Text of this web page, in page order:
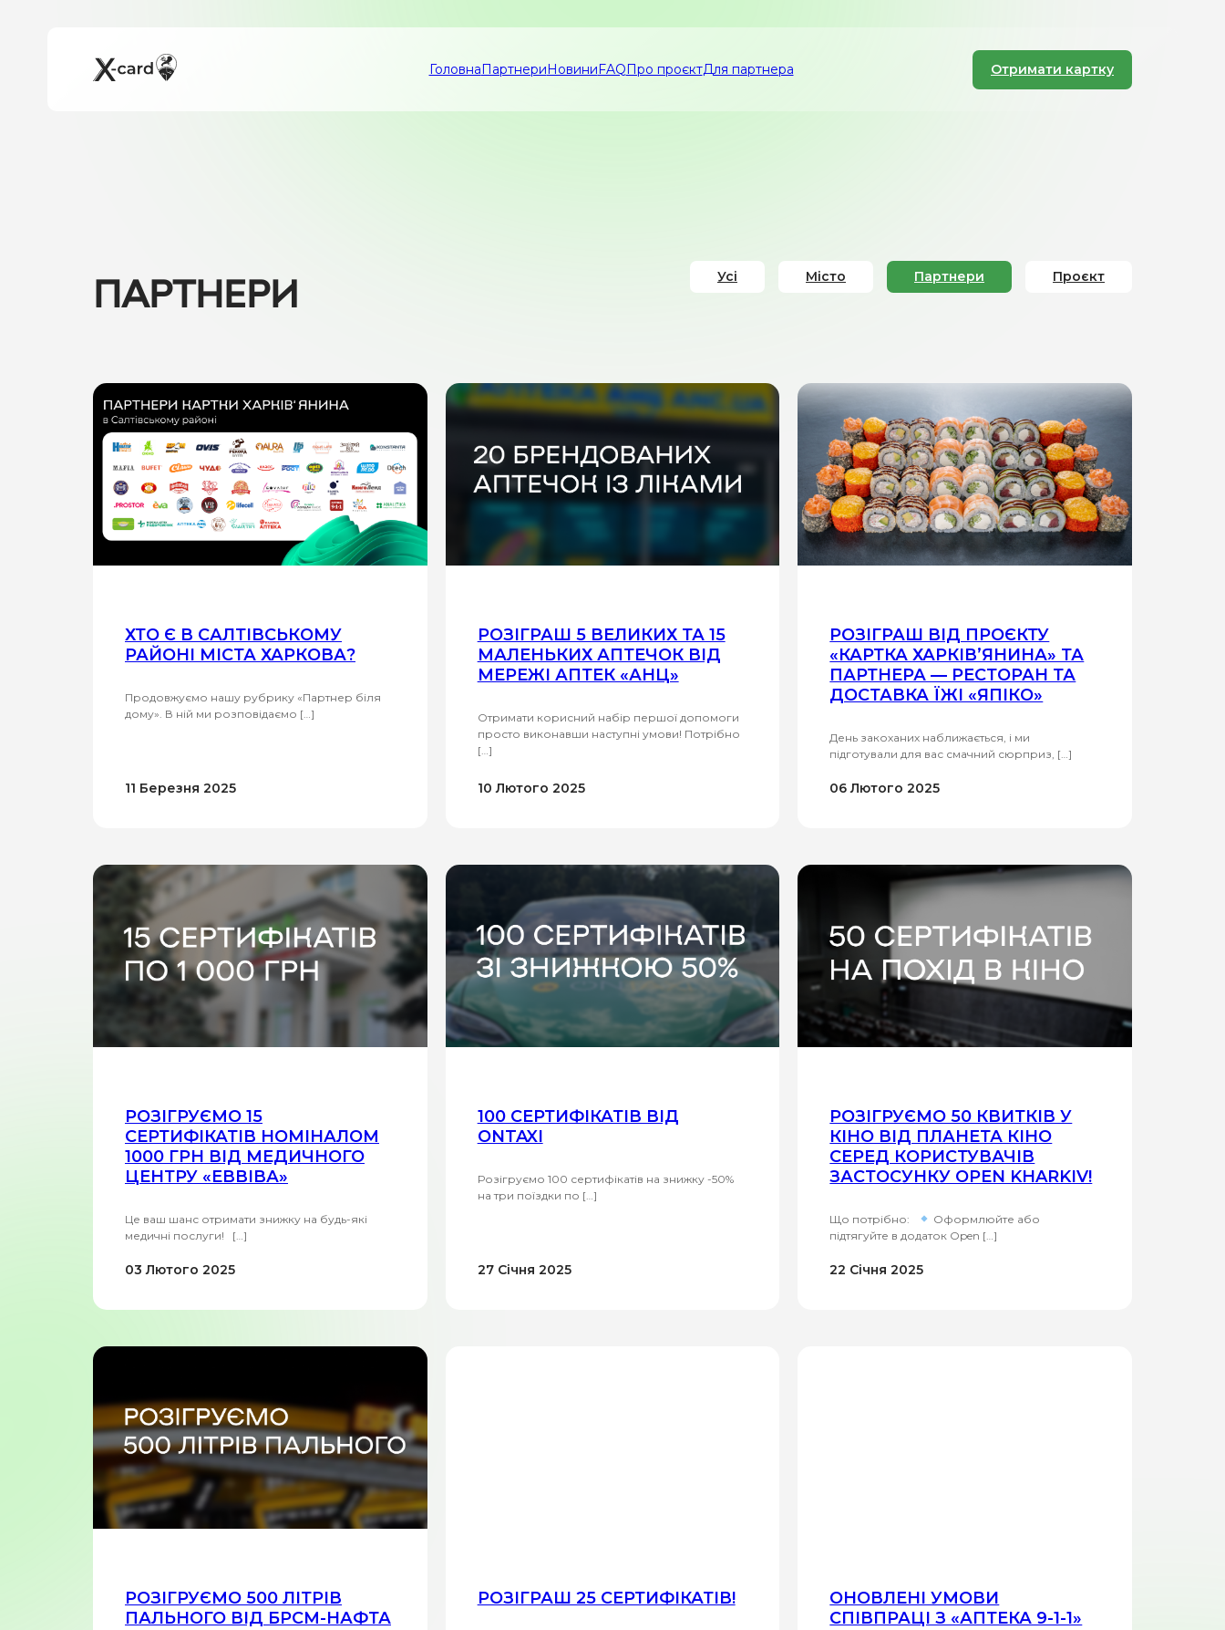
ГоловнаПартнериНовиниFAQПро проєктДля партнера Отримати картку
ПАРТНЕРИ Усі Місто Партнери Проєкт
ХТО Є В САЛТІВСЬКОМУ
РАЙОНІ МІСТА ХАРКОВА?
Продовжуємо нашу рубрику «Партнер біля
дому». В ній ми розповідаємо […]
11 Березня 2025
РОЗІГРАШ 5 ВЕЛИКИХ ТА 15
МАЛЕНЬКИХ АПТЕЧОК ВІД
МЕРЕЖІ АПТЕК «АНЦ»
Отримати корисний набір першої допомоги
просто виконавши наступні умови! Потрібно
[…]
10 Лютого 2025
РОЗІГРАШ ВІД ПРОЄКТУ
«КАРТКА ХАРКІВ’ЯНИНА» ТА
ПАРТНЕРА — РЕСТОРАН ТА
ДОСТАВКА ЇЖІ «ЯПІКО»
День закоханих наближається, і ми
підготували для вас смачний сюрприз, […]
06 Лютого 2025
РОЗІГРУЄМО 15
СЕРТИФІКАТІВ НОМІНАЛОМ
1000 ГРН ВІД МЕДИЧНОГО
ЦЕНТРУ «ЕВВІВА»
Це ваш шанс отримати знижку на будь-які
медичні послуги! […]
03 Лютого 2025
100 СЕРТИФІКАТІВ ВІД
ONTAXI
Розігруємо 100 сертифікатів на знижку -50%
на три поїздки по […]
27 Січня 2025
РОЗІГРУЄМО 50 КВИТКІВ У
КІНО ВІД ПЛАНЕТА КІНО
СЕРЕД КОРИСТУВАЧІВ
ЗАСТОСУНКУ OPEN KHARKIV!
Що потрібно:
Оформлюйте або
підтягуйте в додаток Open […]
22 Січня 2025
РОЗІГРУЄМО 500 ЛІТРІВ
ПАЛЬНОГО ВІД БРСМ-НАФТА
РОЗІГРАШ 25 СЕРТИФІКАТІВ!
ОНОВЛЕНІ УМОВИ
СПІВПРАЦІ З «АПТЕКА 9-1-1»